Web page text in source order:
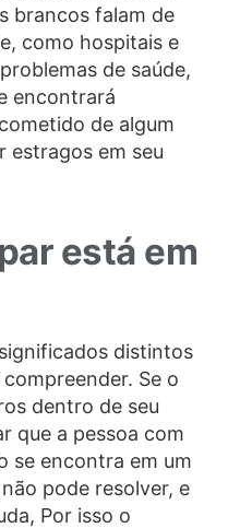
brancos falam de
como hospitais e
de saúde,
encontrará
de algum
estragos em seu
está em
distintos
Se o
dentro de seu
que a pessoa com
se encontra em um
pode resolver, e
Por isso o